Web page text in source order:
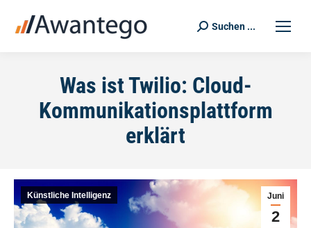
Search:
Suchen ...
Was ist Twilio: Cloud-
Kommunikationsplattform
erklärt
Juni
2
Künstliche Intelligenz